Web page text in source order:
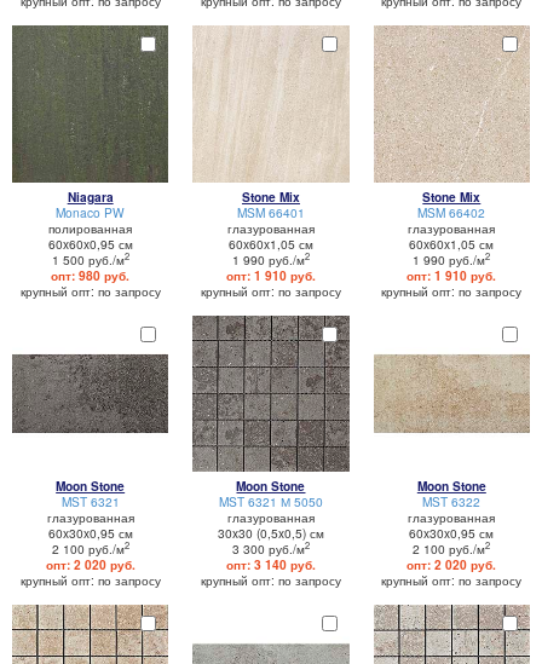
Niagara
Monaco PW
полированная
60x60x0,95 см
1 500 руб./м2
опт: 980 руб.
крупный опт: по запросу
Stone Mix
MSM 66401
глазурованная
60x60x1,05 см
1 990 руб./м2
опт: 1 910 руб.
крупный опт: по запросу
Stone Mix
MSM 66402
глазурованная
60x60x1,05 см
1 990 руб./м2
опт: 1 910 руб.
крупный опт: по запросу
Moon Stone
MST 6321
глазурованная
60x30x0,95 см
2 100 руб./м2
опт: 2 020 руб.
крупный опт: по запросу
Moon Stone
MST 6321 М 5050
глазурованная
30x30 (0,5x0,5) см
3 300 руб./м2
опт: 3 140 руб.
крупный опт: по запросу
Moon Stone
MST 6322
глазурованная
60x30x0,95 см
2 100 руб./м2
опт: 2 020 руб.
крупный опт: по запросу